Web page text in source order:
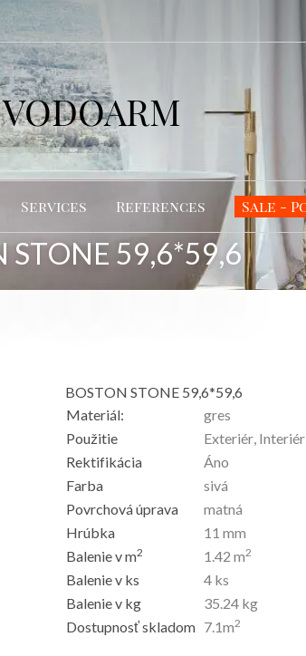
VODOARM
Services References Sale -
STONE 59,6*59,6
BOSTON STONE 59,6*59,6
Materiál:
gres
Použitie
Exteriér,
Rektifikácia
Áno
Farba
sivá
Povrchová úprava
matná
Hrúbka
11 mm
Balenie v m2 1.42 m2
Balenie v ks 4 ks
Balenie v kg
35.24 kg
Dostupnosť skladom 7.1m2